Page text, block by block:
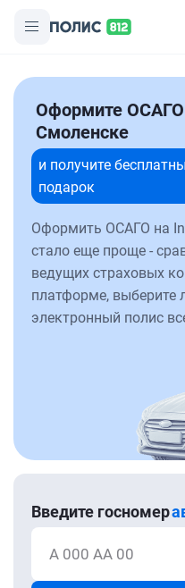
Оформите ОСАГО
Смоленске
и получите
подарок
Оформить ОСАГО на
стало еще проще -
ведущих страховых
платформе, выберите
электронный полис
Введите госномер
А 000 АА 00